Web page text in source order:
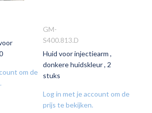
om de
VOEG
TOE
AAN
GM-
S400.813.D
Huid voor injectiearm ,
donkere huidskleur , 2
stuks
Log in met je account om de
prijs te bekijken.